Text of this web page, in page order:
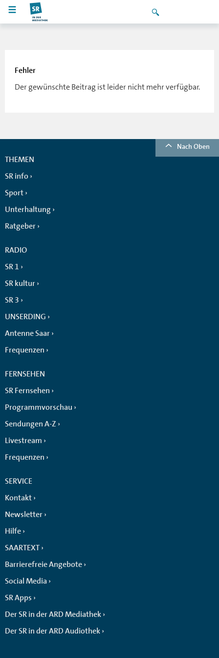
Fehler
Der gewünschte Beitrag ist leider nicht mehr verfügbar.
Nach Oben
THEMEN
SR info
Sport
Unterhaltung
Ratgeber
RADIO
SR 1
SR kultur
SR 3
UNSERDING
Antenne Saar
Frequenzen
FERNSEHEN
SR Fernsehen
Programmvorschau
Sendungen A-Z
Livestream
Frequenzen
SERVICE
Kontakt
Newsletter
Hilfe
SAARTEXT
Barrierefreie Angebote
Social Media
SR Apps
Der SR in der ARD Mediathek
Der SR in der ARD Audiothek